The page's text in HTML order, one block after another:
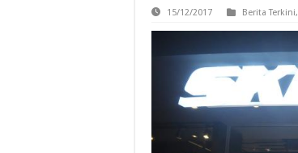
15/12/2017 Berita Terkini,